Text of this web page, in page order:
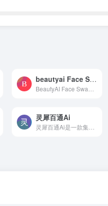
beautyai Face Swap
灵犀百通Ai